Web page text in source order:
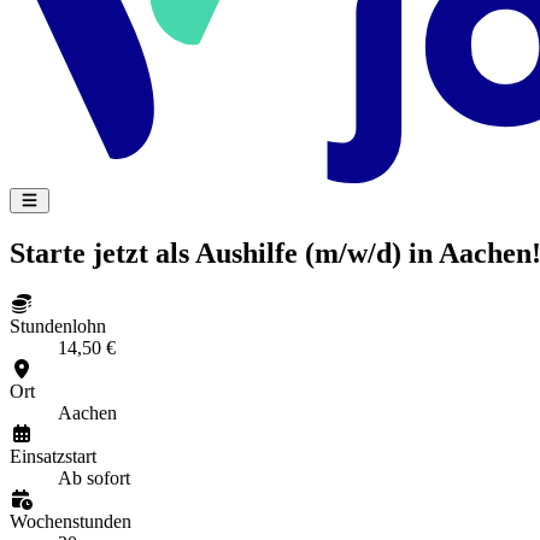
Starte jetzt als Aushilfe (m/w/d) in Aachen!
Stundenlohn
14,50 €
Ort
Aachen
Einsatzstart
Ab sofort
Wochenstunden